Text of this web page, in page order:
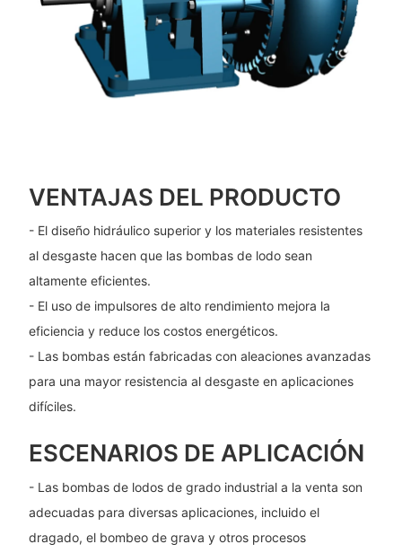
VENTAJAS DEL PRODUCTO
- El diseño hidráulico superior y los materiales resistentes
al desgaste hacen que las bombas de lodo sean
altamente eficientes.
- El uso de impulsores de alto rendimiento mejora la
eficiencia y reduce los costos energéticos.
- Las bombas están fabricadas con aleaciones avanzadas
para una mayor resistencia al desgaste en aplicaciones
difíciles.
ESCENARIOS DE APLICACIÓN
- Las bombas de lodos de grado industrial a la venta son
adecuadas para diversas aplicaciones, incluido el
dragado, el bombeo de grava y otros procesos